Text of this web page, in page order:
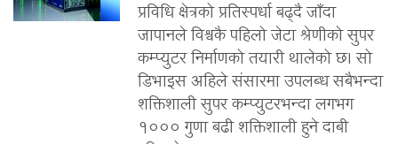
प्रविधि क्षेत्रको प्रतिस्पर्धा बढ्दै जाँदा
जापानले विश्वकै पहिलो जेटा श्रेणीको सुपर
कम्प्युटर निर्माणको तयारी थालेको छ। सो
डिभाइस अहिले संसारमा उपलब्ध सबैभन्दा
शक्तिशाली सुपर कम्प्युटरभन्दा लगभग
१००० गुणा बढी शक्तिशाली हुने दाबी